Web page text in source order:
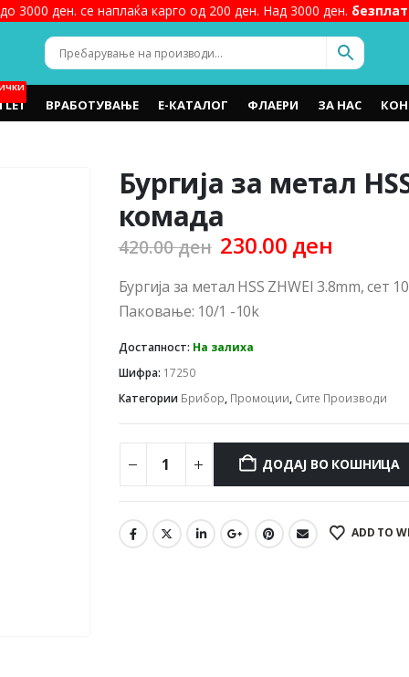
3000 ден. се наплаќа карго од 200 ден. Над 3000 ден.
ВРАБОТУВАЊЕ Е-КАТАЛОГ ФЛАЕРИ ЗА НАС
Бургија за метал
комада
420.00ден Original
was:
420.00 ден.
230.00 ден
is:
Бургија за метал HSS ZHWEI 3.8mm, сет
Паковање: 10/1 -10k
Достапност: На залиха
Шифра: 17250
Категории Брибор, Промоции, Сите Производи
ДОДАЈ ВО КОШНИЦА
ADD TO